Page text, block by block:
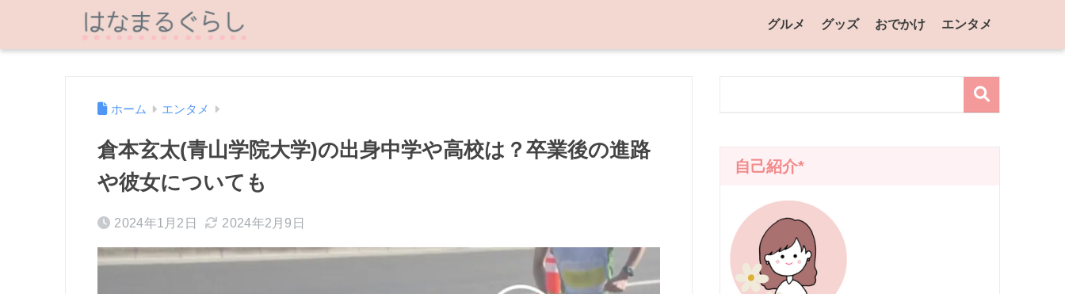
グルメ グッズ おでかけ エンタメ
ホーム エンタメ
倉本玄太(青山学院大学)の出身中学や高校は？卒業後の進路
や彼女についても
2024年1月2日 2024年2月9日
自己紹介*